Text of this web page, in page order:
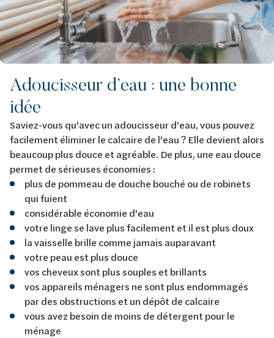
Adoucisseur d’eau : une bonne
idée
Saviez-vous qu'avec un adoucisseur d'eau, vous pouvez
facilement éliminer le calcaire de l'eau ? Elle devient alors
beaucoup plus douce et agréable. De plus, une eau douce
permet de sérieuses économies :
plus de pommeau de douche bouché ou de robinets
qui fuient
considérable économie d'eau
votre linge se lave plus facilement et il est plus doux
la vaisselle brille comme jamais auparavant
votre peau est plus douce
vos cheveux sont plus souples et brillants
vos appareils ménagers ne sont plus endommagés
par des obstructions et un dépôt de calcaire
vous avez besoin de moins de détergent pour le
ménage